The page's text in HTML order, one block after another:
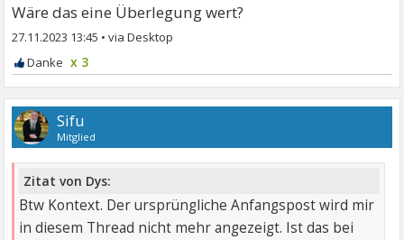
Wäre das eine Überlegung wert?
27.11.2023 13:45 •
x 3
Sifu
Mitglied
Zitat von Dys:
Btw Kontext. Der ursprüngliche Anfangspost wird mir
in diesem Thread nicht mehr angezeigt. Ist das bei